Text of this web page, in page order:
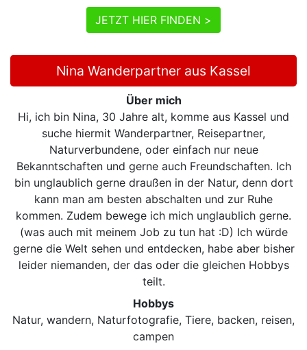
JETZT HIER FINDEN >
Nina Wanderpartner aus Kassel
Über mich
Hi, ich bin Nina, 30 Jahre alt, komme aus Kassel und
suche hiermit Wanderpartner, Reisepartner,
Naturverbundene, oder einfach nur neue
Bekanntschaften und gerne auch Freundschaften. Ich
bin unglaublich gerne draußen in der Natur, denn dort
kann man am besten abschalten und zur Ruhe
kommen. Zudem bewege ich mich unglaublich gerne.
(was auch mit meinem Job zu tun hat :D) Ich würde
gerne die Welt sehen und entdecken, habe aber bisher
leider niemanden, der das oder die gleichen Hobbys
teilt.
Hobbys
Natur, wandern, Naturfotografie, Tiere, backen, reisen,
campen